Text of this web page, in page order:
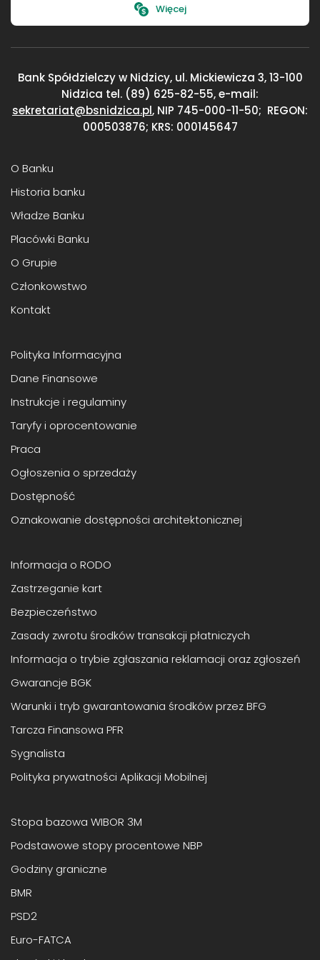
Więcej
Bank Spółdzielczy w Nidzicy, ul. Mickiewicza 3,13-100
Nidzica tel. (89) 625-82-55, e-mail:
sekretariat@bsnidzica.pl, NIP 745-000-11-50; REGON:
000503876; KRS: 000145647
O Banku
Historia banku
Władze Banku
Placówki Banku
O Grupie
Członkowstwo
Kontakt
Polityka Informacyjna
Dane Finansowe
Instrukcje i regulaminy
Taryfy i oprocentowanie
Praca
Ogłoszenia o sprzedaży
Dostępność
Oznakowanie dostępności architektonicznej
Informacja o RODO
Zastrzeganie kart
Bezpieczeństwo
Zasady zwrotu środków transakcji płatniczych
Informacja o trybie zgłaszania reklamacji oraz zgłoszeń
Gwarancje BGK
Warunki i tryb gwarantowania środków przez BFG
Tarcza Finansowa PFR
Sygnalista
Polityka prywatności Aplikacji Mobilnej
Stopa bazowa WIBOR 3M
Podstawowe stopy procentowe NBP
Godziny graniczne
BMR
PSD2
Euro-FATCA